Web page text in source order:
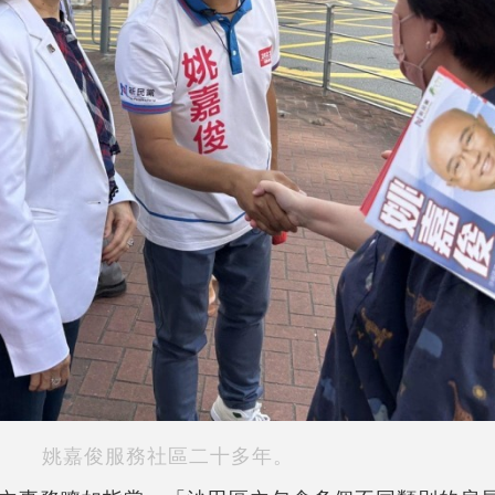
姚嘉俊服務社區二十多年。